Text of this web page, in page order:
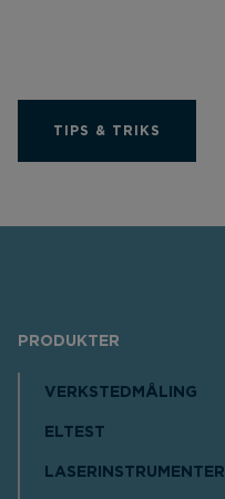
TIPS & TRIKS
PRODUKTER
VERKSTEDMÅLING
ELTEST
LASERINSTRUMENTER